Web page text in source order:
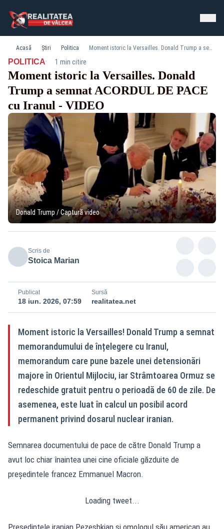
Acasă Știri Politica Moment istoric la Versailles. Donald Trump a semnat ACORDUL DE PACE cu Iranul - VIDEO
POLITICA· 1 min citire
Moment istoric la Versailles. Donald
Trump a semnat ACORDUL DE PACE
cu Iranul - VIDEO
Donald Trump / Captură video
Scris de
Stoica Marian
Publicat
18 iun. 2026, 07:59
Sursă
realitatea.net
Moment istoric la Versailles! Donald Trump a semnat
memorandumului de înțelegere cu Iranul,
memorandum care pune bazele unei detensionări
majore în Orientul Mijlociu, iar Strâmtoarea Ormuz se
redeschide gratuit pentru o perioadă de 60 de zile. De
asemenea, este luat în calcul un posibil acord
permanent privind dosarul nuclear iranian.
Semnarea documentului de pace de către Donald Trump a
avut loc chiar înaintea unei cine oficiale găzduite de
președintele francez Emmanuel Macron.
Loading tweet...
Președintele iranian Pezeshkian și omologul său american au